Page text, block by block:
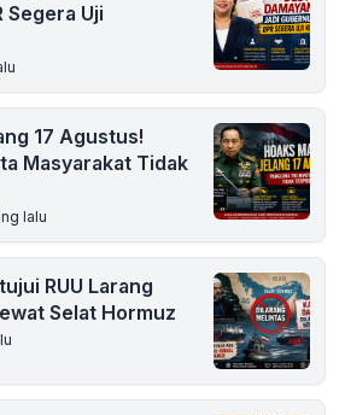
Segera Uji
17 Agustus!
Masyarakat Tidak
lalu
RUU Larang
Selat Hormuz